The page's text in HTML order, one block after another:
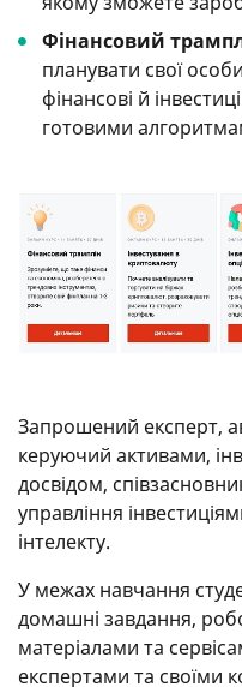
Фінансовий
планувати свої
фінансові й
готовими
Запрошений експерт,
керуючий активами,
досвідом,
управління
інтелекту.
У межах навчання
домашні завдання,
матеріалами та
експертами та своїми